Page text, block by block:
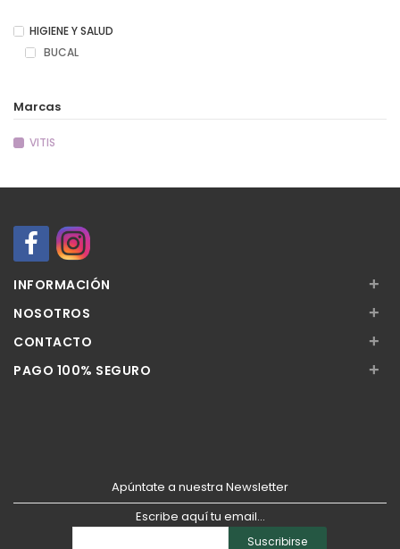
HIGIENE Y SALUD
BUCAL
Marcas
VITIS
INFORMACIÓN +
NOSOTROS +
CONTACTO +
PAGO 100% SEGURO +
Apúntate a nuestra Newsletter
Escribe aquí tu email...
Suscribirse